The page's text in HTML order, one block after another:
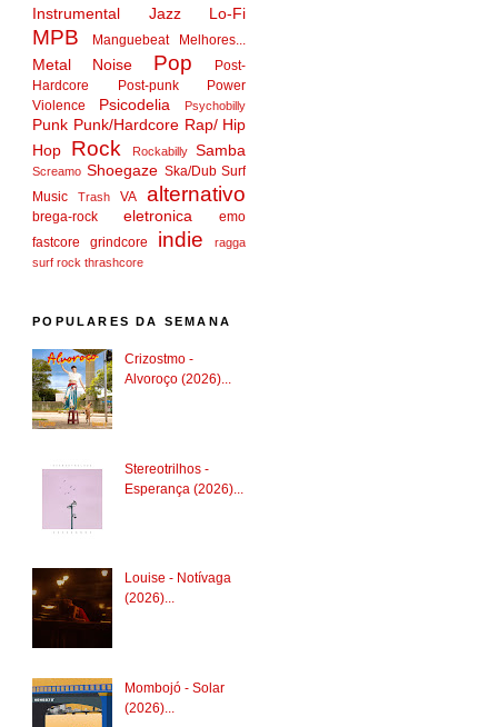
Instrumental Jazz Lo-Fi
MPB Manguebeat Melhores...
Metal Noise Pop
Post-
Hardcore
Post-punk
Power
Violence
Psicodelia Psychobilly
Punk Punk/Hardcore Rap/ Hip
Hop
Rock Rockabilly Samba
Screamo Shoegaze Ska/Dub Surf
Music
Trash VA alternativo
brega-rock eletronica
emo
fastcore
grindcore indie
ragga
surf rock thrashcore
POPULARES DA SEMANA
Crizostmo -
Alvoroço (2026)...
Stereotrilhos -
Esperança (2026)...
Louise - Notívaga
(2026)...
Mombojó - Solar
(2026)...